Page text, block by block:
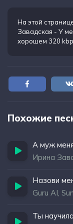
На этой
Завадская - У
хорошем 320
Похожие
А муж
Ирина
Назови
Guru AI,
Ты